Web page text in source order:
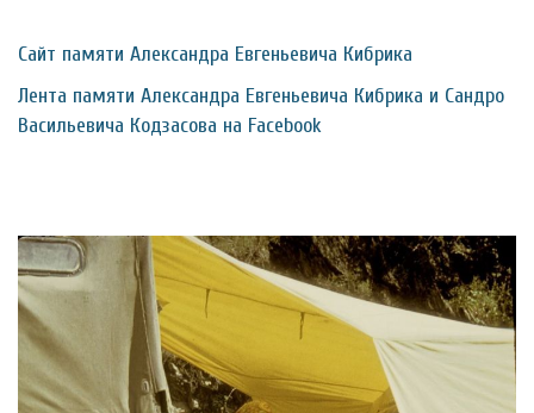
Сайт памяти Александра Евгеньевича Кибрика
Лента памяти Александра Евгеньевича Кибрика и Сандро
Васильевича Кодзасова на Facebook